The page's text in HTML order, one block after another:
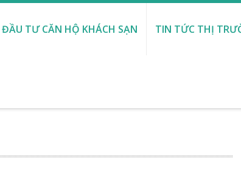
ĐẦU TƯ CĂN HỘ KHÁCH SẠN TIN TỨC THỊ